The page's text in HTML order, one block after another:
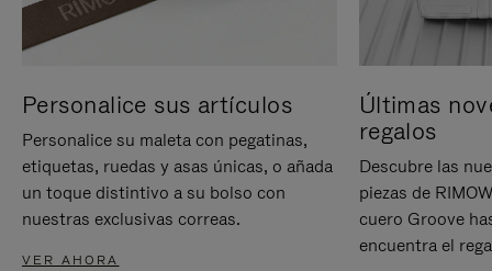
Personalice sus artículos
Personalice su maleta con pegatinas,
etiquetas, ruedas y asas únicas, o añada
un toque distintivo a su bolso con
nuestras exclusivas correas.
VER AHORA
Últimas
regalos
Descubre las
piezas de
cuero Groove
encuentra el